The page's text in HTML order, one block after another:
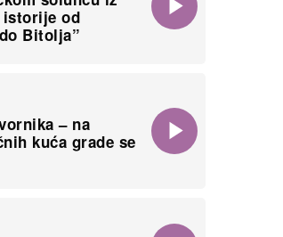
istorije od
Bitolja”
– na
kuća grade se